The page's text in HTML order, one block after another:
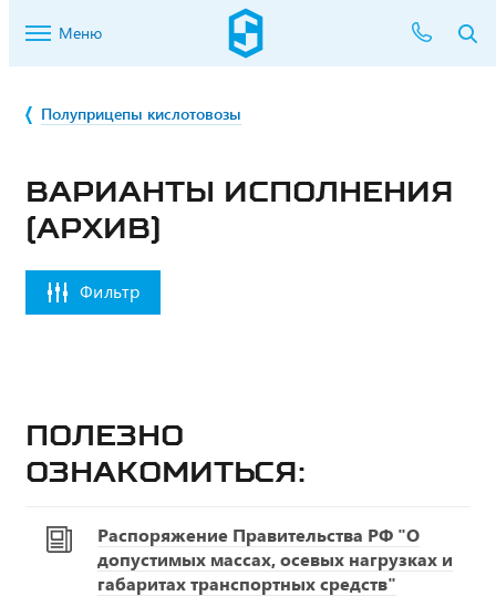
Меню
Полуприцепы кислотовозы
ВАРИАНТЫ ИСПОЛНЕНИЯ
(АРХИВ)
Фильтр
Полезно
ознакомиться:
Распоряжение Правительства РФ "О
допустимых массах, осевых нагрузках и
габаритах транспортных средств"